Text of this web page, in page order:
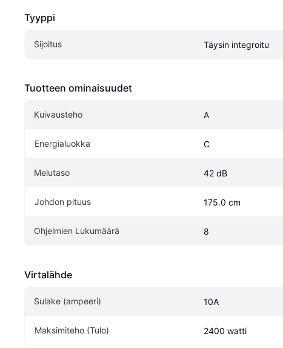
Tyyppi
Sijoitus Täysin integroitu
Tuotteen ominaisuudet
Kuivausteho A
Energialuokka C
Melutaso 42 dB
Johdon pituus 175.0 cm
Ohjelmien Lukumäärä 8
Virtalähde
Sulake (ampeeri) 10A
Maksimiteho (Tulo) 2400 watti